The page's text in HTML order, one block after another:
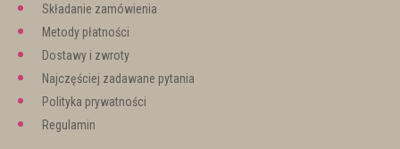
Składanie zamówienia
Metody płatności
Dostawy i zwroty
Najczęściej zadawane pytania
Polityka prywatności
Regulamin